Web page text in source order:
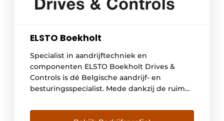
ELSTO Boekholt
Specialist in aandrijftechniek en
componenten ELSTO Boekholt Drives &
Controls is dé Belgische aandrijf- en
besturingsspecialist. Mede dankzij de ruime
specialistische aandrijvingen en daarbij